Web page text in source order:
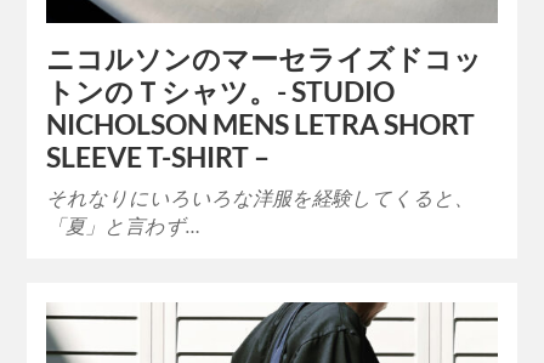
ニコルソンのマーセライズドコッ
トンのＴシャツ。- STUDIO
NICHOLSON MENS LETRA SHORT
SLEEVE T-SHIRT –
それなりにいろいろな洋服を経験してくると、
「夏」と言わず…